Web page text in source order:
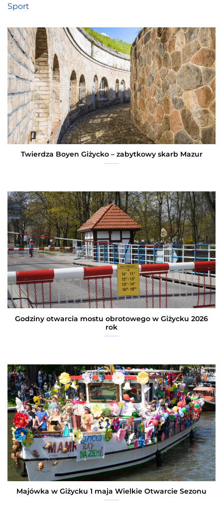
Sport
Twierdza Boyen Giżycko – zabytkowy skarb Mazur
Godziny otwarcia mostu obrotowego w Giżycku 2026
rok
Majówka w Giżycku 1 maja Wielkie Otwarcie Sezonu